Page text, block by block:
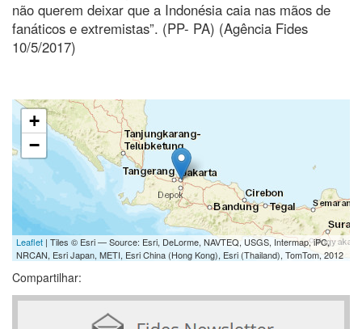
não querem deixar que a Indonésia caia nas mãos de
fanáticos e extremistas”. (PP- PA) (Agência Fides
10/5/2017)
+
−
Leaflet | Tiles © Esri — Source: Esri, DeLorme, NAVTEQ, USGS, Intermap, iPC,
NRCAN, Esri Japan, METI, Esri China (Hong Kong), Esri (Thailand), TomTom, 2012
Compartilhar: